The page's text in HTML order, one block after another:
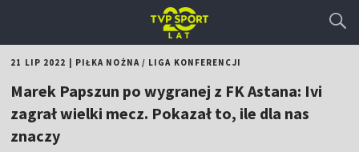
21 LIP 2022 PIŁKA NOŻNA/ LIGA KONFERENCJI
Marek Papszun po wygranej z FK Astana: Ivi
zagrał wielki mecz. Pokazał to, ile dla nas
znaczy